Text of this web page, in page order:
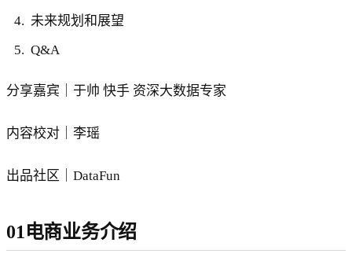
未来规划和展望
Q&A
分享嘉宾｜于帅 快手 资深大数据专家
内容校对｜李瑶
出品社区｜DataFun
01电商业务介绍